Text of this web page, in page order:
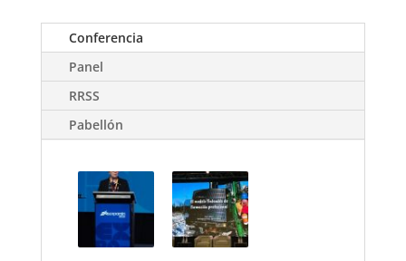
Conferencia
Panel
RRSS
Pabellón